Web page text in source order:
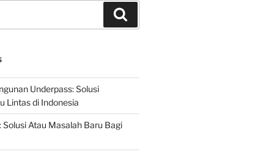
Underpass: Solusi
Lintas di Indonesia
Solusi Atau Masalah Baru Bagi